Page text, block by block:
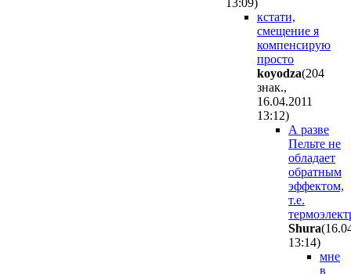
кстати,
смещение я
компенсирую
просто
koyodza(204
знак.,
16.04.2011
13:12)
А разве
Пельте не
обладает
обратным
эффектом,
т.е.
Shura
13:14)
мне
в